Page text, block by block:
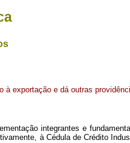
à exportação e dá outras
integrantes e
à Cédula de Crédito